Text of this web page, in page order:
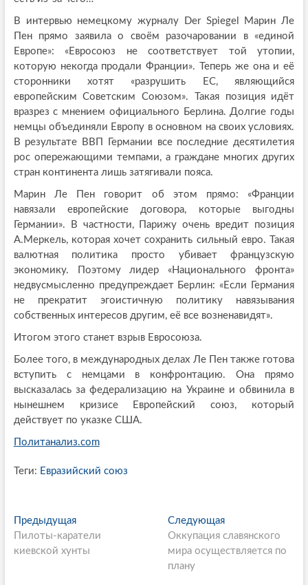
В интервью немецкому журналу Der Spiegel Марин Ле
Пен прямо заявила о своём разочаровании в «единой
Европе»: «Евросоюз не соответствует той утопии,
которую некогда продали Франции». Теперь же она и её
сторонники хотят «разрушить ЕС, являющийся
европейским Советским Союзом». Такая позиция идёт
вразрез с мнением официального Берлина. Долгие годы
немцы объединяли Европу в основном на своих условиях.
В результате ВВП Германии все последние десятилетия
рос опережающими темпами, а граждане многих других
стран континента лишь затягивали пояса.
Марин Ле Пен говорит об этом прямо: «Франции
навязали европейские договора, которые выгодны
Германии». В частности, Парижу очень вредит позиция
А.Меркель, которая хочет сохранить сильный евро. Такая
валютная политика просто убивает французскую
экономику. Поэтому лидер «Национального фронта»
недвусмысленно предупреждает Берлин: «Если Германия
не прекратит эгоистичную политику навязывания
собственных интересов другим, её все возненавидят».
Итогом этого станет взрыв Евросоюза.
Более того, в международных делах Ле Пен также готова
вступить с немцами в конфронтацию. Она прямо
высказалась за федерализацию на Украине и обвинила в
нынешнем кризисе Европейский союз, который
действует по указке США.
Политанализ.com
Теги: Евразийский союз
P
o
ПредыдущаяП
р
е
Пилоты-каратели
киевской хунты
Следующая
л
е
Оккупация славянского
мира осуществляется по
плану